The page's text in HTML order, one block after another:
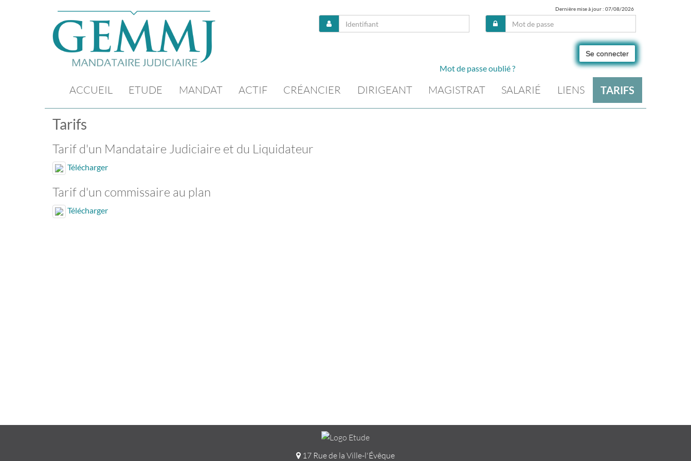
Dernière mise à jour : 07/08/2026
Se connecter
Mot de passe oublié ?
ACCUEIL ETUDE MANDAT ACTIF CRÉANCIER DIRIGEANT MAGISTRAT SALARIÉ LIENS TARIFS
Tarifs
Tarif d'un Mandataire Judiciaire et du Liquidateur
Télécharger
Tarif d'un commissaire au plan
Télécharger
17 Rue de la Ville-l'Évêque